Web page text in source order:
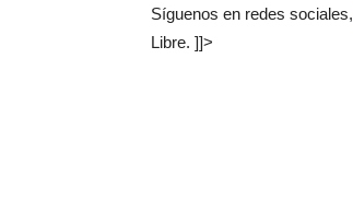
Síguenos en redes sociales,
Libre. ]]>